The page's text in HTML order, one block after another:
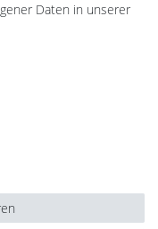
Daten in unserer